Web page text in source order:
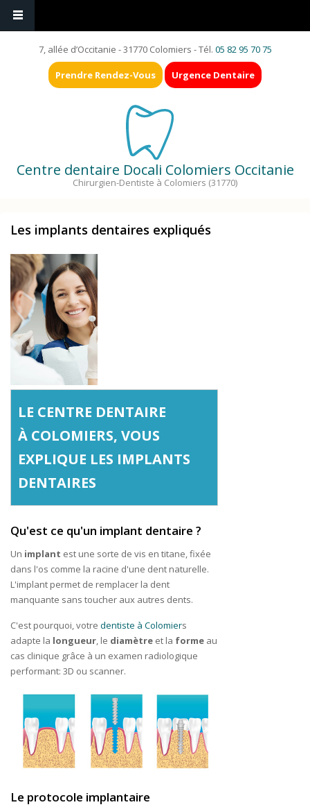
7, allée d’Occitanie - 31770 Colomiers - Tél. 05 82 95 70 75
Prendre Rendez-Vous Urgence Dentaire
Centre dentaire Docali Colomiers Occitanie
Chirurgien-Dentiste à Colomiers (31770)
Les implants dentaires expliqués
LE CENTRE DENTAIRE
À COLOMIERS, VOUS
EXPLIQUE LES IMPLANTS
DENTAIRES
Qu'est ce qu'un implant dentaire ?
Un implant est une sorte de vis en titane, fixée
dans l'os comme la racine d'une dent naturelle.
L'implant permet de remplacer la dent
manquante sans toucher aux autres dents.
C'est pourquoi, votre dentiste à Colomiers
adapte la longueur, le diamètre et la forme au
cas clinique grâce à un examen radiologique
performant: 3D ou scanner.
Le protocole implantaire